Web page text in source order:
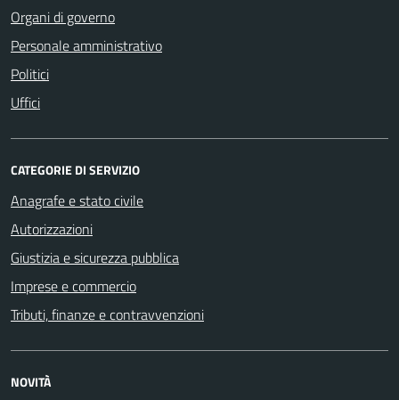
Organi di governo
Personale amministrativo
Politici
Uffici
CATEGORIE DI SERVIZIO
Anagrafe e stato civile
Autorizzazioni
Giustizia e sicurezza pubblica
Imprese e commercio
Tributi, finanze e contravvenzioni
NOVITÀ